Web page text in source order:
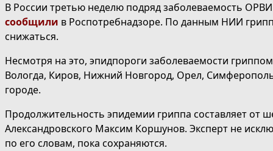
В России третью неделю подряд заболеваемость
сообщили в Роспотребнадзоре. По данным НИИ
снижаться.
Несмотря на это, эпидпороги заболеваемости
Вологда, Киров, Нижний Новгород, Орел,
городе.
Продолжительность эпидемии гриппа составляет от
Александровского Максим Коршунов. Эксперт не
по его словам, пока сохраняются.